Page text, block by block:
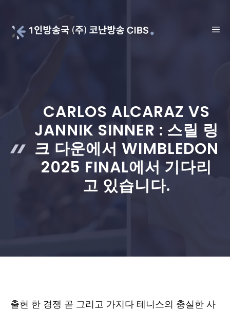
content
CARLOS ALCARAZ VS
JANNIK SINNER : 스릴 링
크 다운에서 WIMBLEDON
2025 FINAL에서 기다리
고 있습니다.
출현 한 경쟁 곧 그리고 가지다 테니스의 충실한 사